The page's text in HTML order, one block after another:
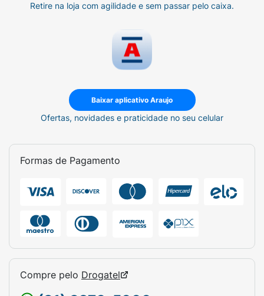
Retire na loja com agilidade e sem passar pelo caixa.
Baixar aplicativo Araujo
Ofertas, novidades e praticidade no seu celular
Formas de Pagamento
Compre pelo Drogatel